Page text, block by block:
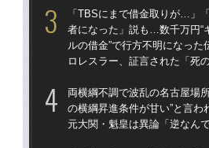
「TBSにまで借金取りが…」
者になった」説も…数千万円“
ルの借金”で行方不明になった
ロレスラー、証言された「死の
両横綱不調で波乱の名古屋場
の横綱昇進条件が甘い”と言わ
元大関・魁皇は異論「逆なんで